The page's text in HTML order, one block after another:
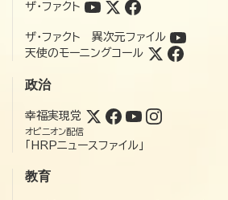
ザ・ファクト
ザ・ファクト 異次元ファイル
天使のモーニングコール
政治
幸福実現党
オピニオン配信
「HRPニュースファイル」
教育